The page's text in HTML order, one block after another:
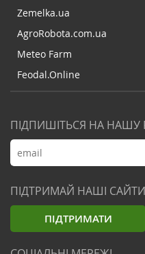
Zemelka.ua
AgroRobota.com.ua
Meteo Farm
Feodal.Online
ПІДПИШІТЬСЯ НА НАШУ
ПІДТРИМАЙ НАШІ САЙТИ
ПІДТРИМАТИ